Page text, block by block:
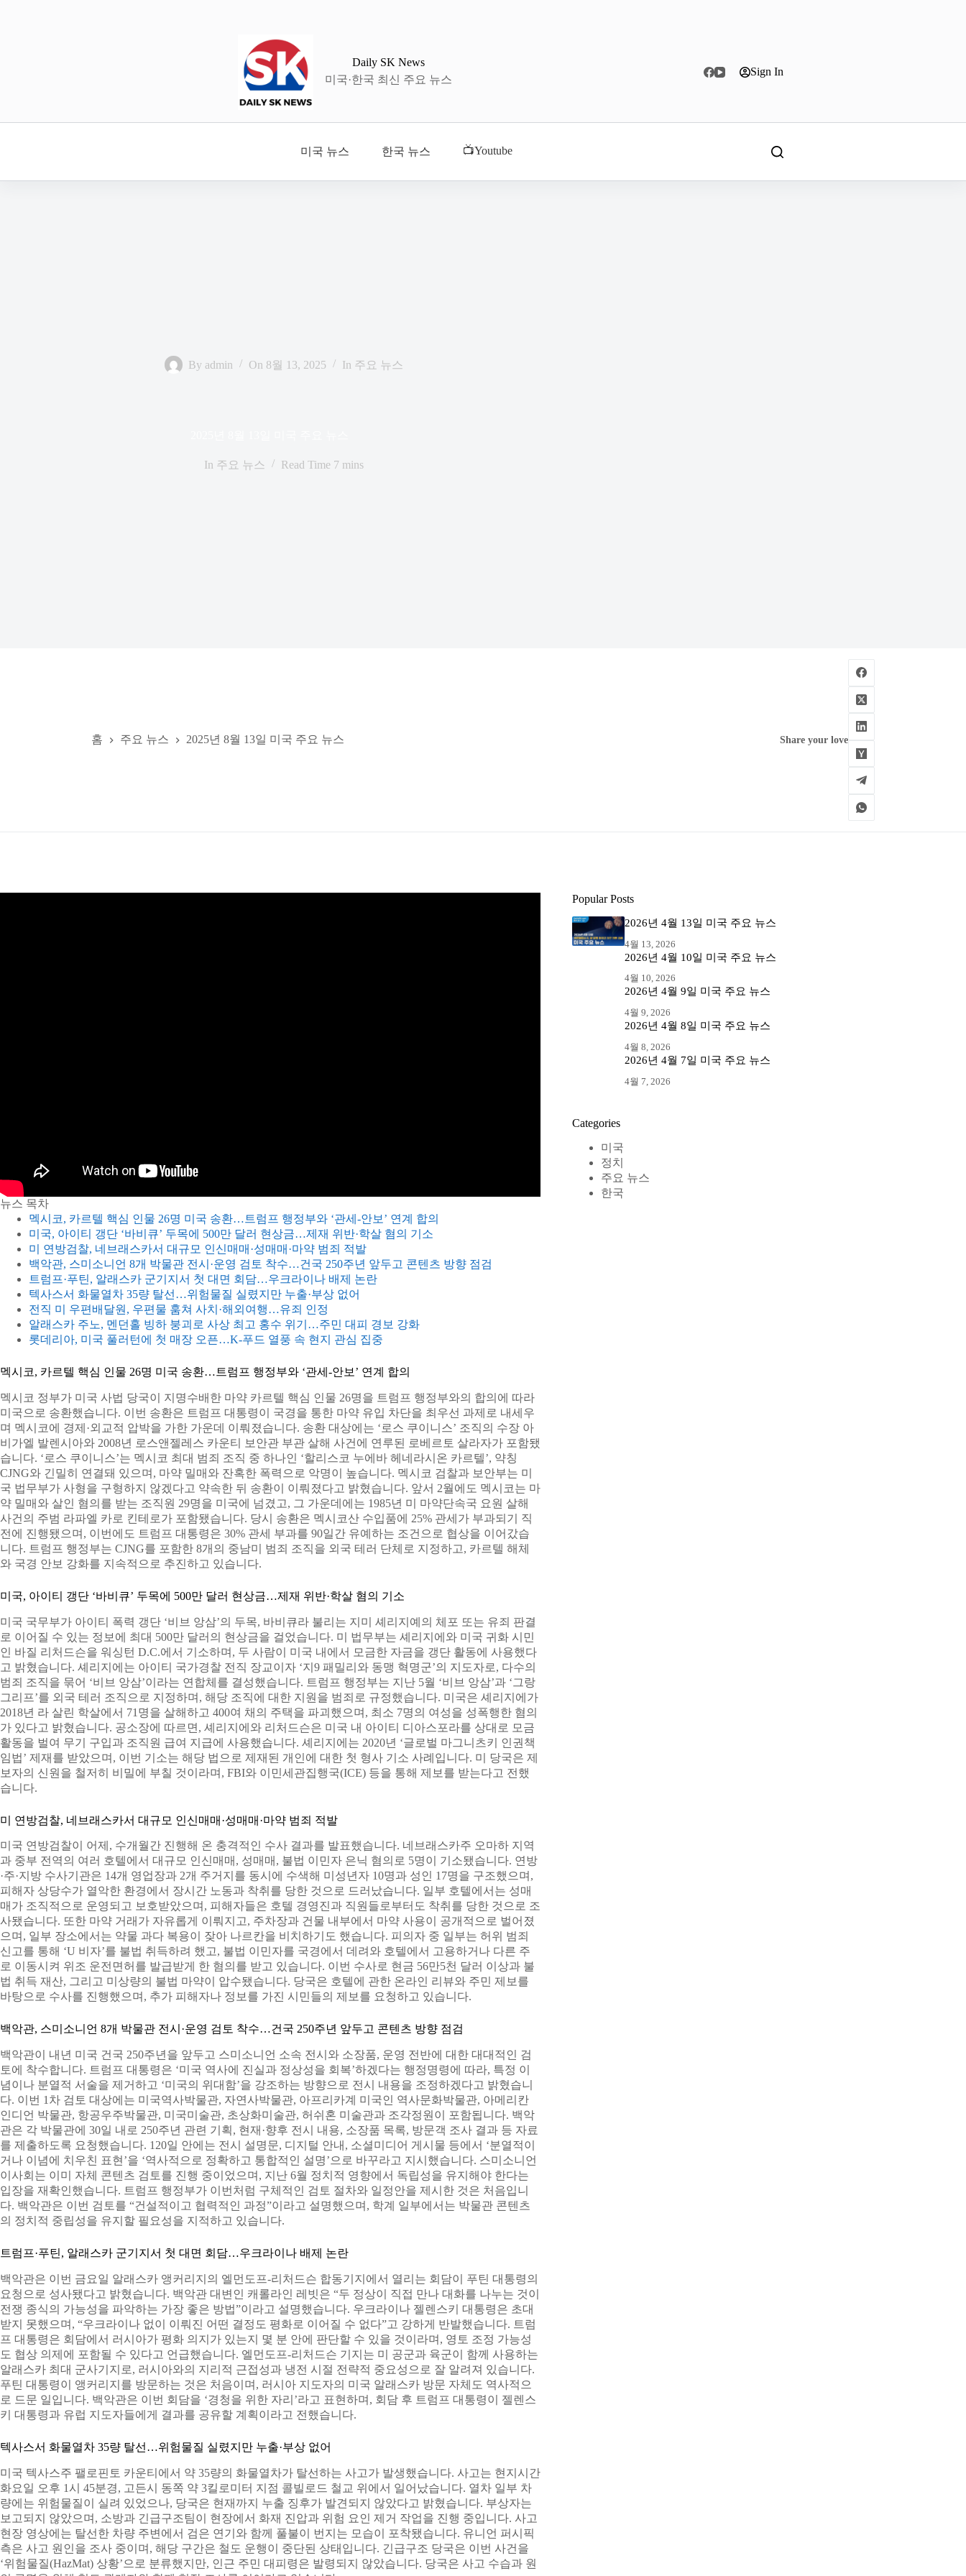
Daily SK News
미국·한국 최신 주요 뉴스
Sign In
미국 뉴스 한국 뉴스 📺Youtube
By admin On 8월 13, 2025 In 주요 뉴스
In 주요 뉴스 Read Time 7 mins
홈 주요 뉴스 2025년 8월 13일 미국 주요 뉴스 Share your love
뉴스 목차
멕시코, 카르텔 핵심 인물 26명 미국 송환…트럼프 행정부와 ‘관세-안보’ 연계 합의
미국, 아이티 갱단 ‘바비큐’ 두목에 500만 달러 현상금…제재 위반·학살 혐의 기소
미 연방검찰, 네브래스카서 대규모 인신매매·성매매·마약 범죄 적발
백악관, 스미소니언 8개 박물관 전시·운영 검토 착수…건국 250주년 앞두고 콘텐츠 방향 점검
트럼프·푸틴, 알래스카 군기지서 첫 대면 회담…우크라이나 배제 논란
텍사스서 화물열차 35량 탈선…위험물질 실렸지만 누출·부상 없어
전직 미 우편배달원, 우편물 훔쳐 사치·해외여행…유죄 인정
알래스카 주노, 멘던홀 빙하 붕괴로 사상 최고 홍수 위기…주민 대피 경보 강화
롯데리아, 미국 풀러턴에 첫 매장 오픈…K-푸드 열풍 속 현지 관심 집중
멕시코, 카르텔 핵심 인물 26명 미국 송환…트럼프 행정부와 ‘관세-안보’ 연계 합의
멕시코 정부가 미국 사법 당국이 지명수배한 마약 카르텔 핵심 인물 26명을 트럼프 행정부와의 합의에 따라
미국으로 송환했습니다. 이번 송환은 트럼프 대통령이 국경을 통한 마약 유입 차단을 최우선 과제로 내세우
며 멕시코에 경제·외교적 압박을 가한 가운데 이뤄졌습니다. 송환 대상에는 ‘로스 쿠이니스’ 조직의 수장 아
비가엘 발렌시아와 2008년 로스앤젤레스 카운티 보안관 부관 살해 사건에 연루된 로베르토 살라자가 포함됐
습니다. ‘로스 쿠이니스’는 멕시코 최대 범죄 조직 중 하나인 ‘할리스코 누에바 헤네라시온 카르텔’, 약칭
CJNG와 긴밀히 연결돼 있으며, 마약 밀매와 잔혹한 폭력으로 악명이 높습니다. 멕시코 검찰과 보안부는 미
국 법무부가 사형을 구형하지 않겠다고 약속한 뒤 송환이 이뤄졌다고 밝혔습니다. 앞서 2월에도 멕시코는 마
약 밀매와 살인 혐의를 받는 조직원 29명을 미국에 넘겼고, 그 가운데에는 1985년 미 마약단속국 요원 살해
사건의 주범 라파엘 카로 킨테로가 포함됐습니다. 당시 송환은 멕시코산 수입품에 25% 관세가 부과되기 직
전에 진행됐으며, 이번에도 트럼프 대통령은 30% 관세 부과를 90일간 유예하는 조건으로 협상을 이어갔습
니다. 트럼프 행정부는 CJNG를 포함한 8개의 중남미 범죄 조직을 외국 테러 단체로 지정하고, 카르텔 해체
와 국경 안보 강화를 지속적으로 추진하고 있습니다.
미국, 아이티 갱단 ‘바비큐’ 두목에 500만 달러 현상금…제재 위반·학살 혐의 기소
미국 국무부가 아이티 폭력 갱단 ‘비브 앙삼’의 두목, 바비큐라 불리는 지미 셰리지예의 체포 또는 유죄 판결
로 이어질 수 있는 정보에 최대 500만 달러의 현상금을 걸었습니다. 미 법무부는 셰리지에와 미국 귀화 시민
인 바질 리처드슨을 워싱턴 D.C.에서 기소하며, 두 사람이 미국 내에서 모금한 자금을 갱단 활동에 사용했다
고 밝혔습니다. 셰리지에는 아이티 국가경찰 전직 장교이자 ‘지9 패밀리와 동맹 혁명군’의 지도자로, 다수의
범죄 조직을 묶어 ‘비브 앙삼’이라는 연합체를 결성했습니다. 트럼프 행정부는 지난 5월 ‘비브 앙삼’과 ‘그랑
그리프’를 외국 테러 조직으로 지정하며, 해당 조직에 대한 지원을 범죄로 규정했습니다. 미국은 셰리지에가
2018년 라 살린 학살에서 71명을 살해하고 400여 채의 주택을 파괴했으며, 최소 7명의 여성을 성폭행한 혐의
가 있다고 밝혔습니다. 공소장에 따르면, 셰리지에와 리처드슨은 미국 내 아이티 디아스포라를 상대로 모금
활동을 벌여 무기 구입과 조직원 급여 지급에 사용했습니다. 셰리지에는 2020년 ‘글로벌 마그니츠키 인권책
임법’ 제재를 받았으며, 이번 기소는 해당 법으로 제재된 개인에 대한 첫 형사 기소 사례입니다. 미 당국은 제
보자의 신원을 철저히 비밀에 부칠 것이라며, FBI와 이민세관집행국(ICE) 등을 통해 제보를 받는다고 전했
습니다.
미 연방검찰, 네브래스카서 대규모 인신매매·성매매·마약 범죄 적발
미국 연방검찰이 어제, 수개월간 진행해 온 충격적인 수사 결과를 발표했습니다. 네브래스카주 오마하 지역
과 중부 전역의 여러 호텔에서 대규모 인신매매, 성매매, 불법 이민자 은닉 혐의로 5명이 기소됐습니다. 연방
·주·지방 수사기관은 14개 영업장과 2개 주거지를 동시에 수색해 미성년자 10명과 성인 17명을 구조했으며,
피해자 상당수가 열악한 환경에서 장시간 노동과 착취를 당한 것으로 드러났습니다. 일부 호텔에서는 성매
매가 조직적으로 운영되고 보호받았으며, 피해자들은 호텔 경영진과 직원들로부터도 착취를 당한 것으로 조
사됐습니다. 또한 마약 거래가 자유롭게 이뤄지고, 주차장과 건물 내부에서 마약 사용이 공개적으로 벌어졌
으며, 일부 장소에서는 약물 과다 복용이 잦아 나르칸을 비치하기도 했습니다. 피의자 중 일부는 허위 범죄
신고를 통해 ‘U 비자’를 불법 취득하려 했고, 불법 이민자를 국경에서 데려와 호텔에서 고용하거나 다른 주
로 이동시켜 위조 운전면허를 발급받게 한 혐의를 받고 있습니다. 이번 수사로 현금 56만5천 달러 이상과 불
법 취득 재산, 그리고 미상량의 불법 마약이 압수됐습니다. 당국은 호텔에 관한 온라인 리뷰와 주민 제보를
바탕으로 수사를 진행했으며, 추가 피해자나 정보를 가진 시민들의 제보를 요청하고 있습니다.
백악관, 스미소니언 8개 박물관 전시·운영 검토 착수…건국 250주년 앞두고 콘텐츠 방향 점검
백악관이 내년 미국 건국 250주년을 앞두고 스미소니언 소속 전시와 소장품, 운영 전반에 대한 대대적인 검
토에 착수합니다. 트럼프 대통령은 ‘미국 역사에 진실과 정상성을 회복’하겠다는 행정명령에 따라, 특정 이
념이나 분열적 서술을 제거하고 ‘미국의 위대함’을 강조하는 방향으로 전시 내용을 조정하겠다고 밝혔습니
다. 이번 1차 검토 대상에는 미국역사박물관, 자연사박물관, 아프리카계 미국인 역사문화박물관, 아메리칸
인디언 박물관, 항공우주박물관, 미국미술관, 초상화미술관, 허쉬혼 미술관과 조각정원이 포함됩니다. 백악
관은 각 박물관에 30일 내로 250주년 관련 기획, 현재·향후 전시 내용, 소장품 목록, 방문객 조사 결과 등 자료
를 제출하도록 요청했습니다. 120일 안에는 전시 설명문, 디지털 안내, 소셜미디어 게시물 등에서 ‘분열적이
거나 이념에 치우친 표현’을 ‘역사적으로 정확하고 통합적인 설명’으로 바꾸라고 지시했습니다. 스미소니언
이사회는 이미 자체 콘텐츠 검토를 진행 중이었으며, 지난 6월 정치적 영향에서 독립성을 유지해야 한다는
입장을 재확인했습니다. 트럼프 행정부가 이번처럼 구체적인 검토 절차와 일정안을 제시한 것은 처음입니
다. 백악관은 이번 검토를 “건설적이고 협력적인 과정”이라고 설명했으며, 학계 일부에서는 박물관 콘텐츠
의 정치적 중립성을 유지할 필요성을 지적하고 있습니다.
트럼프·푸틴, 알래스카 군기지서 첫 대면 회담…우크라이나 배제 논란
백악관은 이번 금요일 알래스카 앵커리지의 엘먼도프-리처드슨 합동기지에서 열리는 회담이 푸틴 대통령의
요청으로 성사됐다고 밝혔습니다. 백악관 대변인 캐롤라인 레빗은 “두 정상이 직접 만나 대화를 나누는 것이
전쟁 종식의 가능성을 파악하는 가장 좋은 방법”이라고 설명했습니다. 우크라이나 젤렌스키 대통령은 초대
받지 못했으며, “우크라이나 없이 이뤄진 어떤 결정도 평화로 이어질 수 없다”고 강하게 반발했습니다. 트럼
프 대통령은 회담에서 러시아가 평화 의지가 있는지 몇 분 안에 판단할 수 있을 것이라며, 영토 조정 가능성
도 협상 의제에 포함될 수 있다고 언급했습니다. 엘먼도프-리처드슨 기지는 미 공군과 육군이 함께 사용하는
알래스카 최대 군사기지로, 러시아와의 지리적 근접성과 냉전 시절 전략적 중요성으로 잘 알려져 있습니다.
푸틴 대통령이 앵커리지를 방문하는 것은 처음이며, 러시아 지도자의 미국 알래스카 방문 자체도 역사적으
로 드문 일입니다. 백악관은 이번 회담을 ‘경청을 위한 자리’라고 표현하며, 회담 후 트럼프 대통령이 젤렌스
키 대통령과 유럽 지도자들에게 결과를 공유할 계획이라고 전했습니다.
텍사스서 화물열차 35량 탈선…위험물질 실렸지만 누출·부상 없어
미국 텍사스주 팰로핀토 카운티에서 약 35량의 화물열차가 탈선하는 사고가 발생했습니다. 사고는 현지시간
화요일 오후 1시 45분경, 고든시 동쪽 약 3킬로미터 지점 콜빌로드 철교 위에서 일어났습니다. 열차 일부 차
량에는 위험물질이 실려 있었으나, 당국은 현재까지 누출 징후가 발견되지 않았다고 밝혔습니다. 부상자는
보고되지 않았으며, 소방과 긴급구조팀이 현장에서 화재 진압과 위험 요인 제거 작업을 진행 중입니다. 사고
현장 영상에는 탈선한 차량 주변에서 검은 연기와 함께 풀불이 번지는 모습이 포착됐습니다. 유니언 퍼시픽
측은 사고 원인을 조사 중이며, 해당 구간은 철도 운행이 중단된 상태입니다. 긴급구조 당국은 이번 사건을
‘위험물질(HazMat) 상황’으로 분류했지만, 인근 주민 대피령은 발령되지 않았습니다. 당국은 사고 수습과 원
Popular Posts
2026년 4월 13일 미국 주요 뉴스
4월 13, 2026
2026년 4월 10일 미국 주요 뉴스
4월 10, 2026
2026년 4월 9일 미국 주요 뉴스
4월 9, 2026
2026년 4월 8일 미국 주요 뉴스
4월 8, 2026
2026년 4월 7일 미국 주요 뉴스
4월 7, 2026
Categories
미국
정치
주요 뉴스
한국